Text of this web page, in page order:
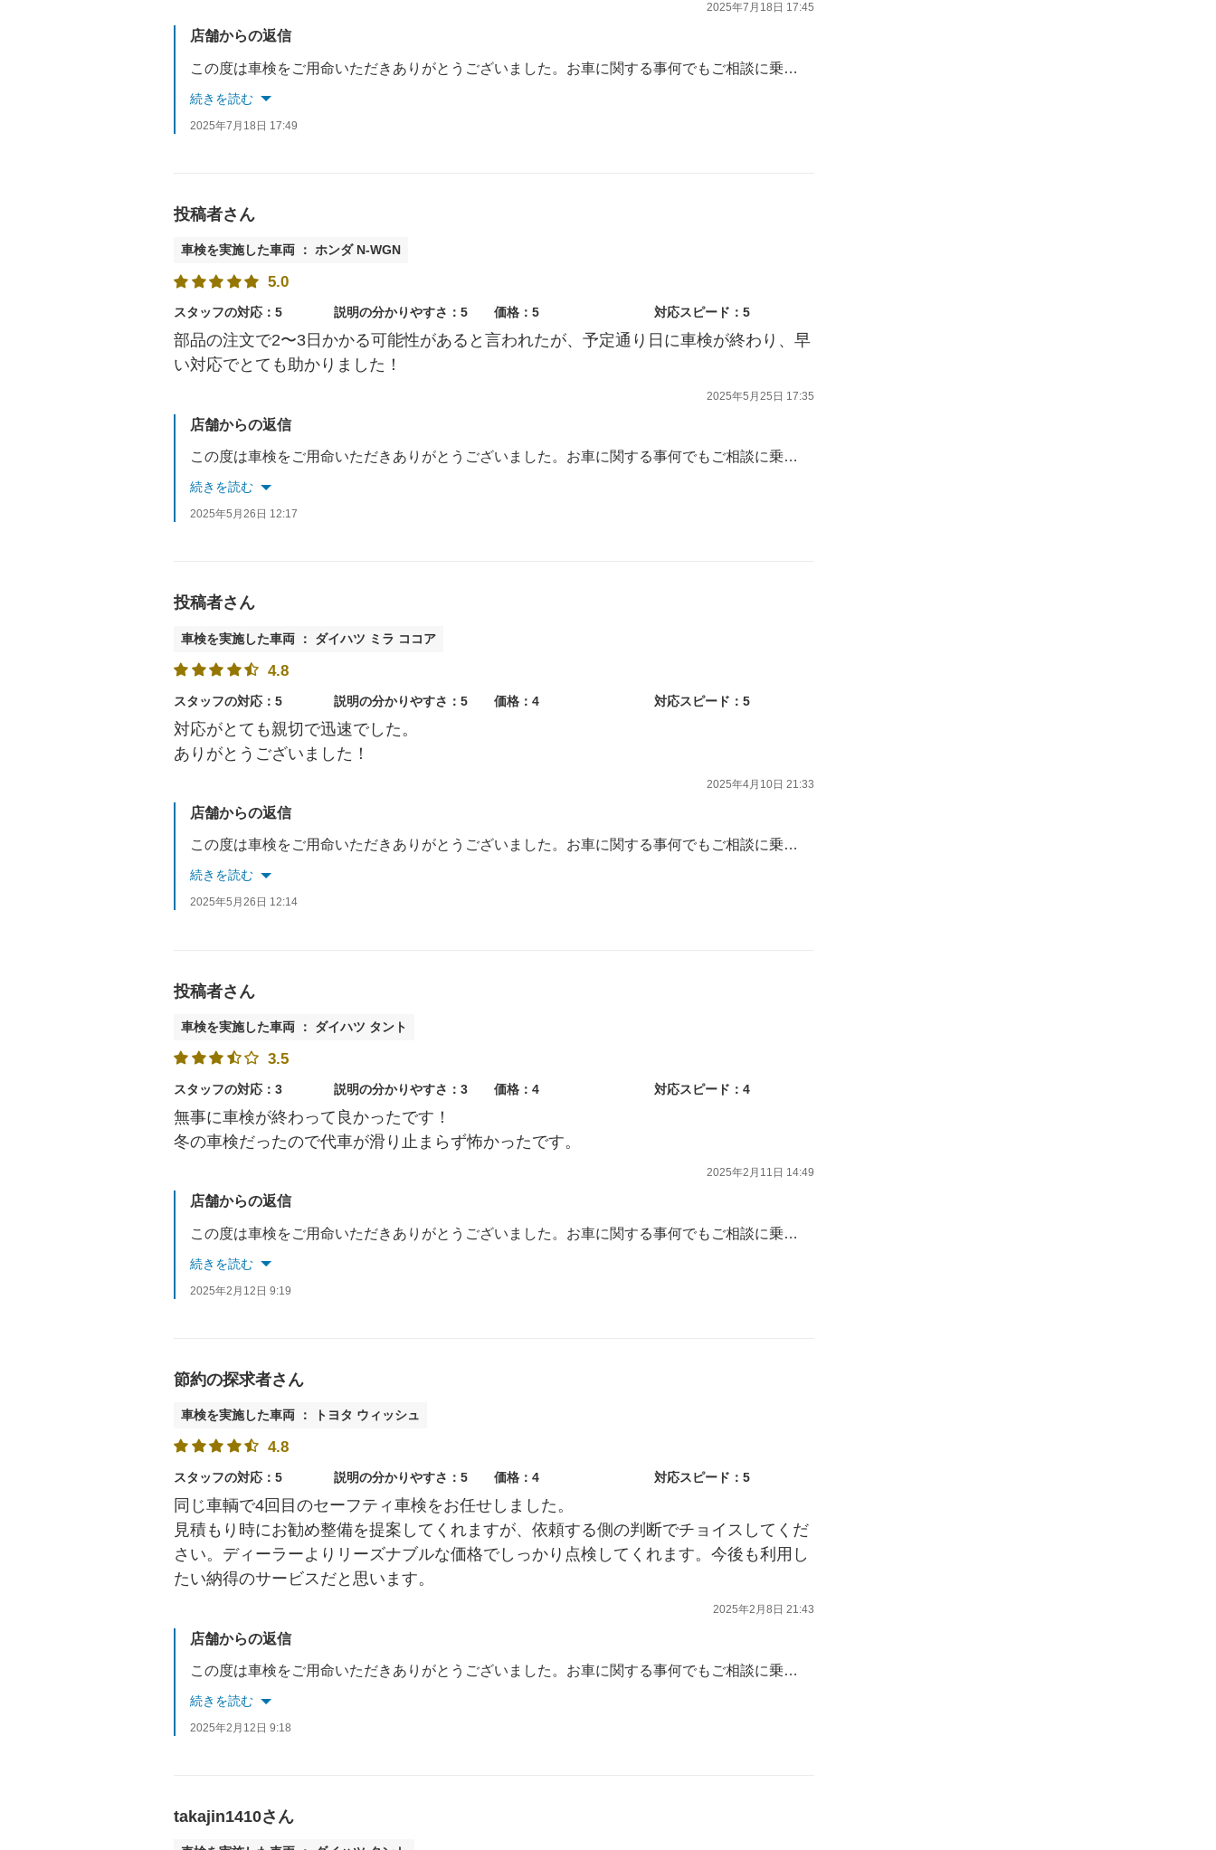
2025年7月18日 17:45
店舗からの返信
この度は車検をご用命いただきありがとうございました。お車に関する事何でもご相談に乗りますので又のご来店スタッフ一同お待ちしております。
続きを読む
2025年7月18日 17:49
投稿者さん
車検を実施した車両 ： ホンダ N-WGN
5.0
スタッフの対応：5 説明の分かりやすさ：5 価格：5 対応スピード：5
部品の注文で2〜3日かかる可能性があると言われたが、予定通り日に車検が終わり、早
い対応でとても助かりました！
2025年5月25日 17:35
店舗からの返信
この度は車検をご用命いただきありがとうございました。お車に関する事何でもご相談に乗りますので又のご来店スタッフ一同お待ちしております。
続きを読む
2025年5月26日 12:17
投稿者さん
車検を実施した車両 ： ダイハツ ミラ ココア
4.8
スタッフの対応：5 説明の分かりやすさ：5 価格：4 対応スピード：5
対応がとても親切で迅速でした。
ありがとうございました！
2025年4月10日 21:33
店舗からの返信
この度は車検をご用命いただきありがとうございました。お車に関する事何でもご相談に乗りますので又のご来店スタッフ一同お待ちしております。
続きを読む
2025年5月26日 12:14
投稿者さん
車検を実施した車両 ： ダイハツ タント
3.5
スタッフの対応：3 説明の分かりやすさ：3 価格：4 対応スピード：4
無事に車検が終わって良かったです！
冬の車検だったので代車が滑り止まらず怖かったです。
2025年2月11日 14:49
店舗からの返信
この度は車検をご用命いただきありがとうございました。お車に関する事何でもご相談に乗りますので又のご来店スタッフ一同お待ちしております。
続きを読む
2025年2月12日 9:19
節約の探求者さん
車検を実施した車両 ： トヨタ ウィッシュ
4.8
スタッフの対応：5 説明の分かりやすさ：5 価格：4 対応スピード：5
同じ車輌で4回目のセーフティ車検をお任せしました。
見積もり時にお勧め整備を提案してくれますが、依頼する側の判断でチョイスしてくだ
さい。ディーラーよりリーズナブルな価格でしっかり点検してくれます。今後も利用し
たい納得のサービスだと思います。
2025年2月8日 21:43
店舗からの返信
この度は車検をご用命いただきありがとうございました。お車に関する事何でもご相談に乗りますので又のご来店スタッフ一同お待ちしております。
続きを読む
2025年2月12日 9:18
takajin1410さん